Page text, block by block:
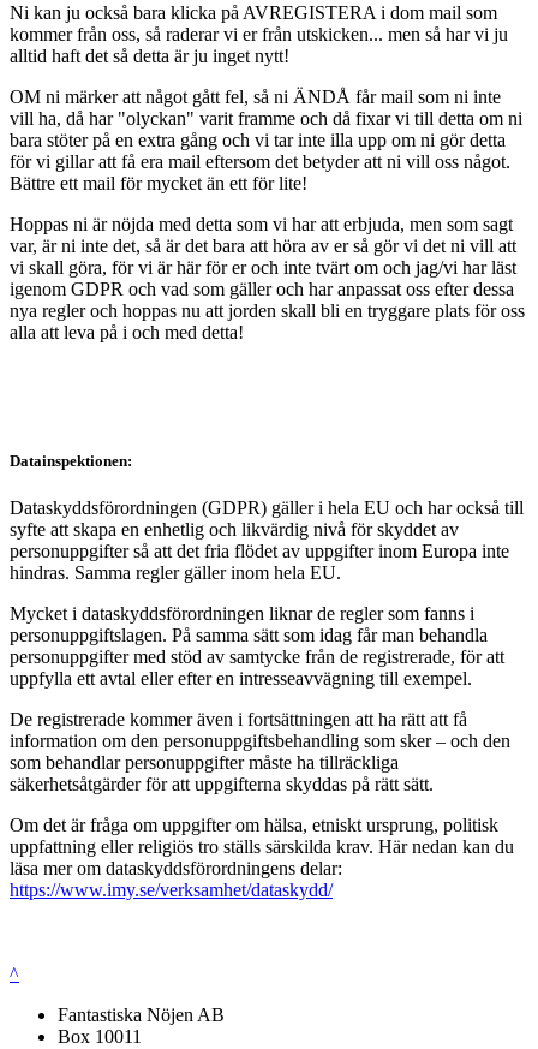
Ni kan ju också bara klicka på AVREGISTERA i dom mail som
kommer från oss, så raderar vi er från utskicken... men så har vi ju
alltid haft det så detta är ju inget nytt!
OM ni märker att något gått fel, så ni ÄNDÅ får mail som ni inte
vill ha, då har "olyckan" varit framme och då fixar vi till detta om ni
bara stöter på en extra gång och vi tar inte illa upp om ni gör detta
för vi gillar att få era mail eftersom det betyder att ni vill oss något.
Bättre ett mail för mycket än ett för lite!
Hoppas ni är nöjda med detta som vi har att erbjuda, men som sagt
var, är ni inte det, så är det bara att höra av er så gör vi det ni vill att
vi skall göra, för vi är här för er och inte tvärt om och jag/vi har läst
igenom GDPR och vad som gäller och har anpassat oss efter dessa
nya regler och hoppas nu att jorden skall bli en tryggare plats för oss
alla att leva på i och med detta!
Datainspektionen:
Dataskyddsförordningen (GDPR) gäller i hela EU och har också till
syfte att skapa en enhetlig och likvärdig nivå för skyddet av
personuppgifter så att det fria flödet av uppgifter inom Europa inte
hindras. Samma regler gäller inom hela EU.
Mycket i dataskyddsförordningen liknar de regler som fanns i
personuppgiftslagen. På samma sätt som idag får man behandla
personuppgifter med stöd av samtycke från de registrerade, för att
uppfylla ett avtal eller efter en intresseavvägning till exempel.
De registrerade kommer även i fortsättningen att ha rätt att få
information om den personuppgiftsbehandling som sker – och den
som behandlar personuppgifter måste ha tillräckliga
säkerhetsåtgärder för att uppgifterna skyddas på rätt sätt.
Om det är fråga om uppgifter om hälsa, etniskt ursprung, politisk
uppfattning eller religiös tro ställs särskilda krav. Här nedan kan du
läsa mer om dataskyddsförordningens delar:
https://www.imy.se/verksamhet/dataskydd/
^
Fantastiska Nöjen AB
Box 10011